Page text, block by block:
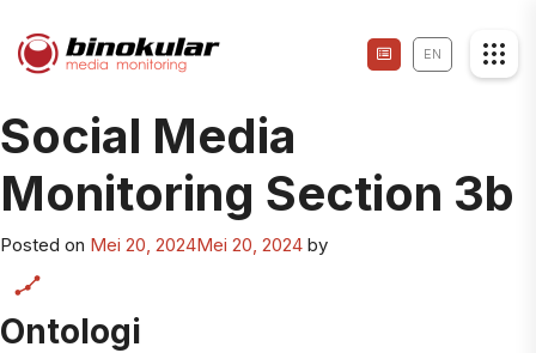
EN
Social Media
Monitoring Section 3b
Posted on Mei 20, 2024Mei 20, 2024 by
Ontologi